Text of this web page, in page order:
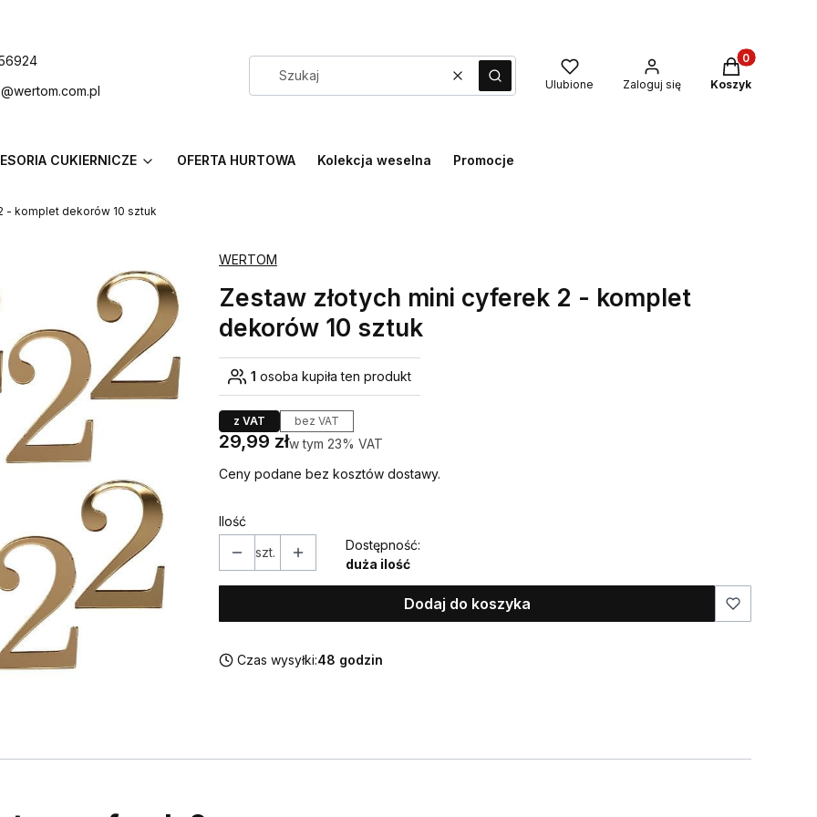
WyczyśćSzukaj Ulubione Zaloguj się
Produkty w
Koszyk
CUKIERNICZE OFERTA HURTOWA Kolekcja weselna Promocje
- komplet dekorów 10 sztuk
WERTOM
Zestaw złotych mini cyferek 2 - komplet
dekorów 10 sztuk
1 osoba kupiła ten produkt
z VAT bez VAT
Cena
29,99 złw tym 23% VAT
w tym 23% VAT
Ceny podane bez kosztów dostawy.
Ilość
szt.
Dostępność:
duża ilość
Dodaj do koszyka
Czas wysyłki:48 godzin